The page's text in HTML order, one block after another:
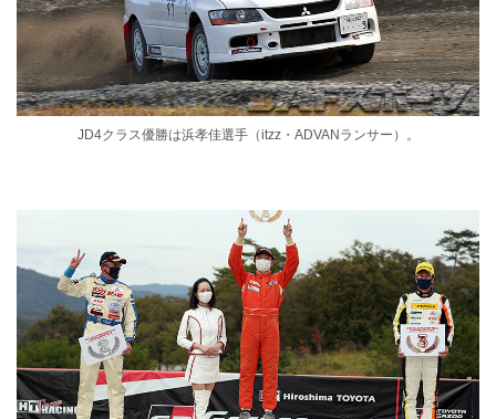
JD4クラス優勝は浜孝佳選手（itzz・ADVANランサー）。